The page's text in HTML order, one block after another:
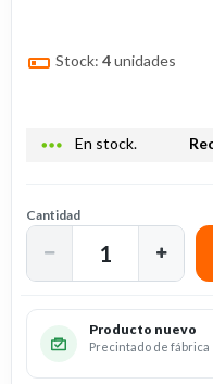
Stock: 4unidades
more_horiz En stock.
Cantidad
Producto nuevo
Precintado de fábrica